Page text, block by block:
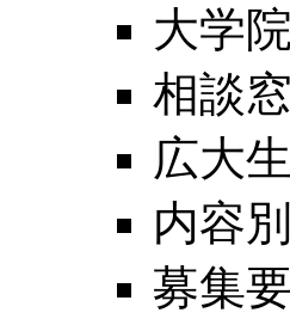
大学
相談
広大
内容
募集